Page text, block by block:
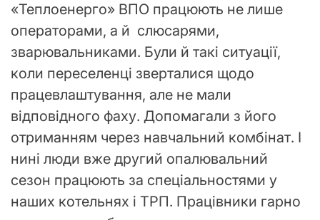
«Теплоенерго» ВПО працюють не лише
операторами, а й слюсарями,
зварювальниками. Були й такі ситуації,
коли переселенці зверталися щодо
працевлаштування, але не мали
відповідного фаху. Допомагали з його
отриманням через навчальний комбінат. І
нині люди вже другий опалювальний
сезон працюють за спеціальностями у
наших котельнях і ТРП. Працівники гарно